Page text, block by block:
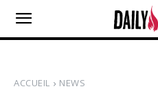
ACCUEIL NEWS